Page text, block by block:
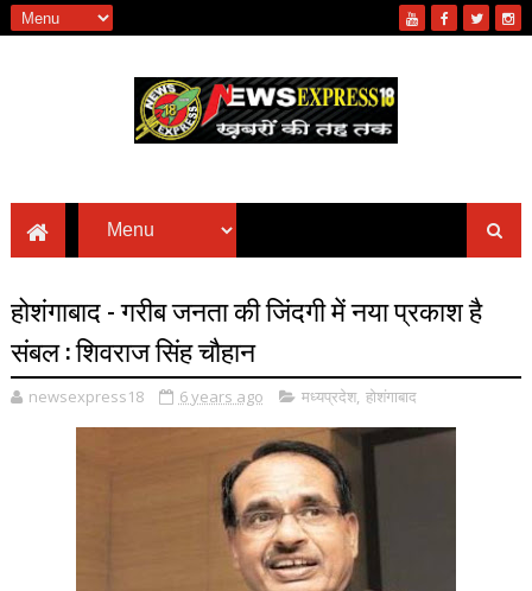
होशंगाबाद - गरीब जनता की जिंदगी में नया प्रकाश है
संबल : शिवराज सिंह चौहान
newsexpress18 6 years ago मध्यप्रदेश, होशंगाबाद